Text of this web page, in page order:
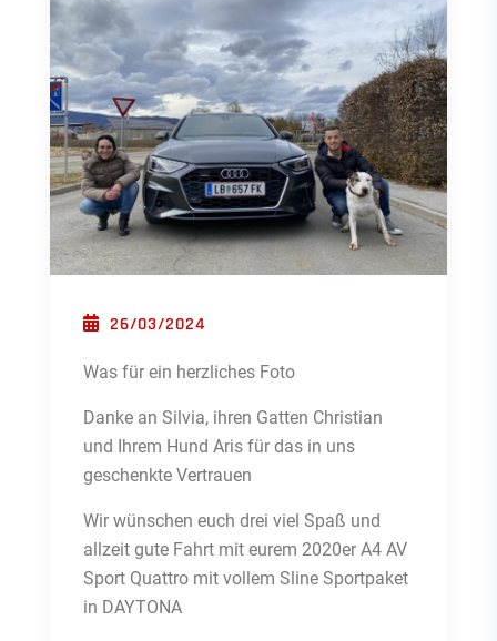
POSTED ON
26/03/2024
Was für ein herzliches Foto
Danke an Silvia, ihren Gatten Christian
und Ihrem Hund Aris für das in uns
geschenkte Vertrauen
Wir wünschen euch drei viel Spaß und
allzeit gute Fahrt mit eurem 2020er A4 AV
Sport Quattro mit vollem Sline Sportpaket
in DAYTONA